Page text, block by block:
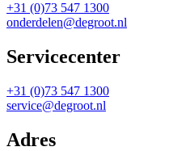
+31 (0)73 547 1300
onderdelen@degroot.nl
Servicecenter
+31 (0)73 547 1300
service@degroot.nl
Adres